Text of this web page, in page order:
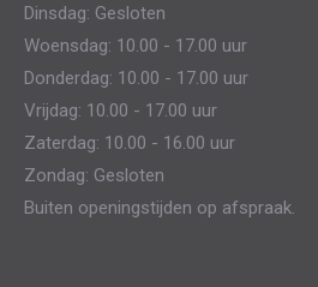
windowwindow
Dinsdag: Gesloten
Woensdag: 10.00 - 17.00 uur
Donderdag: 10.00 - 17.00 uur
Vrijdag: 10.00 - 17.00 uur
Zaterdag: 10.00 - 16.00 uur
Zondag: Gesloten
Buiten openingstijden op afspraak.